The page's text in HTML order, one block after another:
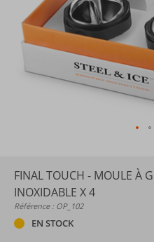
FINAL TOUCH - MOULE À
INOXIDABLE X 4
Référence : OP_102
EN STOCK